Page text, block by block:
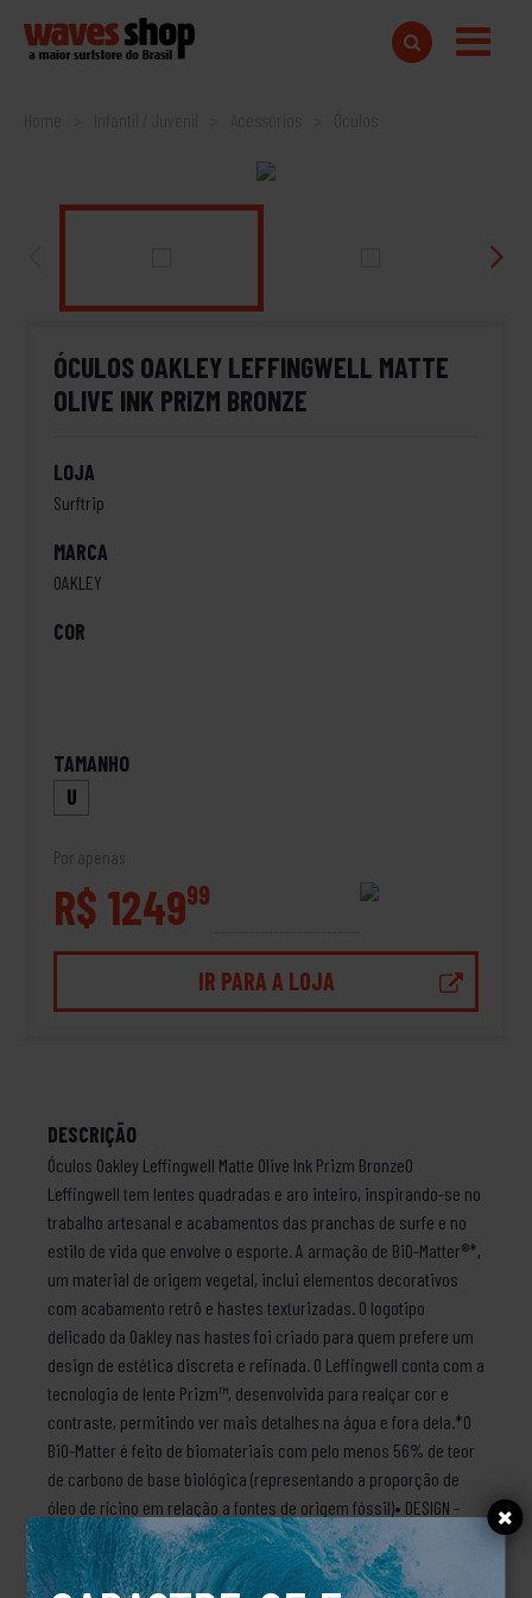
Home
ÓCULOS OAKLEY LEFFINGWELL MATTE
OLIVE INK PRIZM BRONZE
LOJA
Surftrip
MARCA
OAKLEY
COR
TAMANHO
U
Por apenas
R$ 124999
IR PARA A LOJA
DESCRIÇÃO
Óculos Oakley Leffingwell Matte Olive Ink Prizm BronzeO
Leffingwell tem lentes quadradas e aro inteiro, inspirando-se no
trabalho artesanal e acabamentos das pranchas de surfe e no
estilo de vida que envolve o esporte. A armação de BiO-Matter®*,
um material de origem vegetal, inclui elementos decorativos
com acabamento retrô e hastes texturizadas. O logotipo
delicado da Oakley nas hastes foi criado para quem prefere um
design de estética discreta e refinada. O Leffingwell conta com a
tecnologia de lente Prizm™, desenvolvida para realçar cor e
contraste, permitindo ver mais detalhes na água e fora dela.*O
BiO-Matter é feito de biomateriais com pelo menos 56% de teor
de carbono de base biológica (representando a proporção de
óleo de rícino em relação a fontes de origem fóssil)• DESIGN -
Lente quadrada de aro inteiro inspirada nas transições de
forma que acontecem na cultura do surfe• MATERIAL DA ARMAÇÃO
– Material de BiO-Matter® leve e durável com flexibilidade